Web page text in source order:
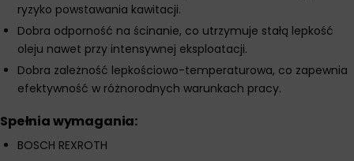
ryzyko powstawania kawitacji.
Dobra odporność na ścinanie, co utrzymuje stałą lepkość
oleju nawet przy intensywnej eksploatacji.
Dobra zależność lepkościowo-temperaturowa, co zapewnia
efektywność w różnorodnych warunkach pracy.
Spełnia wymagania:
BOSCH REXROTH